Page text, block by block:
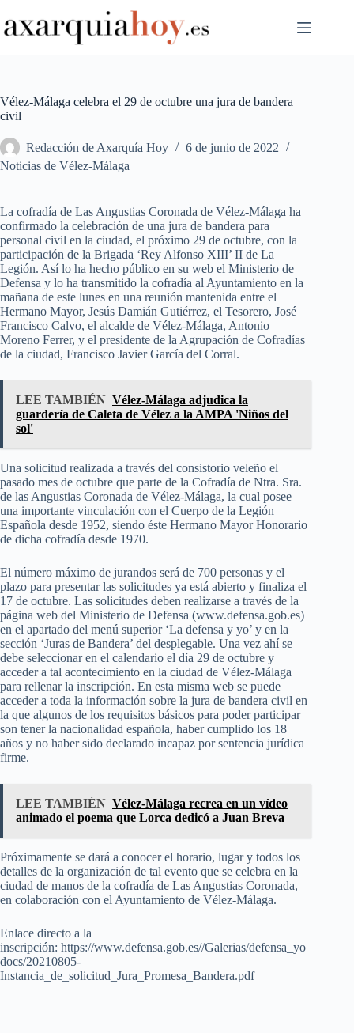
al
contenido
Vélez-Málaga celebra el 29 de octubre una jura de bandera
civil
Redacción de Axarquía Hoy
6 de junio de 2022
Noticias de Vélez-Málaga
La cofradía de Las Angustias Coronada de Vélez-Málaga ha
confirmado la celebración de una jura de bandera para
personal civil en la ciudad, el próximo 29 de octubre, con la
participación de la Brigada ‘Rey Alfonso XIII’ II de La
Legión. Así lo ha hecho público en su web el Ministerio de
Defensa y lo ha transmitido la cofradía al Ayuntamiento en la
mañana de este lunes en una reunión mantenida entre el
Hermano Mayor, Jesús Damián Gutiérrez, el Tesorero, José
Francisco Calvo, el alcalde de Vélez-Málaga, Antonio
Moreno Ferrer, y el presidente de la Agrupación de Cofradías
de la ciudad, Francisco Javier García del Corral.
LEE TAMBIÉN Vélez-Málaga adjudica la
guardería de Caleta de Vélez a la AMPA 'Niños del
sol'
Una solicitud realizada a través del consistorio veleño el
pasado mes de octubre que parte de la Cofradía de Ntra. Sra.
de las Angustias Coronada de Vélez-Málaga, la cual posee
una importante vinculación con el Cuerpo de la Legión
Española desde 1952, siendo éste Hermano Mayor Honorario
de dicha cofradía desde 1970.
El número máximo de jurandos será de 700 personas y el
plazo para presentar las solicitudes ya está abierto y finaliza el
17 de octubre. Las solicitudes deben realizarse a través de la
página web del Ministerio de Defensa (www.defensa.gob.es)
en el apartado del menú superior ‘La defensa y yo’ y en la
sección ‘Juras de Bandera’ del desplegable. Una vez ahí se
debe seleccionar en el calendario el día 29 de octubre y
acceder a tal acontecimiento en la ciudad de Vélez-Málaga
para rellenar la inscripción. En esta misma web se puede
acceder a toda la información sobre la jura de bandera civil en
la que algunos de los requisitos básicos para poder participar
son tener la nacionalidad española, haber cumplido los 18
años y no haber sido declarado incapaz por sentencia jurídica
firme.
LEE TAMBIÉN Vélez-Málaga recrea en un vídeo
animado el poema que Lorca dedicó a Juan Breva
Próximamente se dará a conocer el horario, lugar y todos los
detalles de la organización de tal evento que se celebra en la
ciudad de manos de la cofradía de Las Angustias Coronada,
en colaboración con el Ayuntamiento de Vélez-Málaga.
Enlace directo a la
inscripción: https://www.defensa.gob.es//Galerias/defensa_yo
docs/20210805-
Instancia_de_solicitud_Jura_Promesa_Bandera.pdf